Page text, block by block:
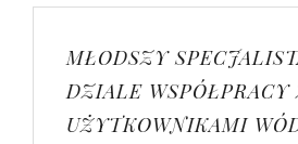
MŁODSZY
DZIALE WSPÓŁPRACY
UŻYTKOWNIKAMI